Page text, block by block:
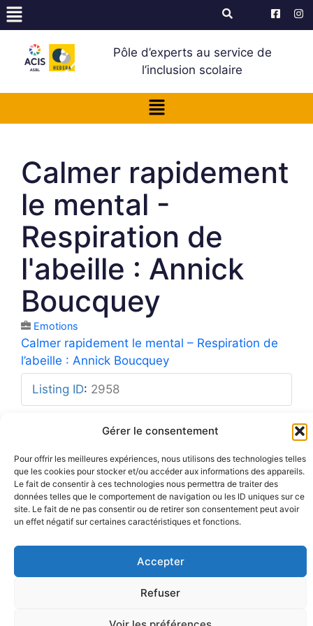
Gérer le consentement
Pour offrir les meilleures expériences, nous utilisons des technologies telles
que les cookies pour stocker et/ou accéder aux informations des appareils.
Le fait de consentir à ces technologies nous permettra de traiter des
données telles que le comportement de navigation ou les ID uniques sur ce
site. Le fait de ne pas consentir ou de retirer son consentement peut avoir
un effet négatif sur certaines caractéristiques et fonctions.
Accepter
Refuser
Pôle d’experts au service de
l’inclusion scolaire
Calmer rapidement
le mental -
Respiration de
l'abeille : Annick
Boucquey
Emotions
Calmer rapidement le mental – Respiration de
l’abeille : Annick Boucquey
Listing ID: 2958
Rue Barbier 12, 1300 Wavre
Tel: 0455 14 53 30
Numéro FASE : 11020
Mentions légales
Politique de confidentialité
Plan du site
© 2026 Pôle Hedera, tous droits
réservés